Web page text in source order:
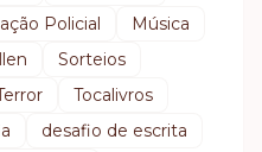
Policial
Música
Sorteios
Tocalivros
desafio de escrita